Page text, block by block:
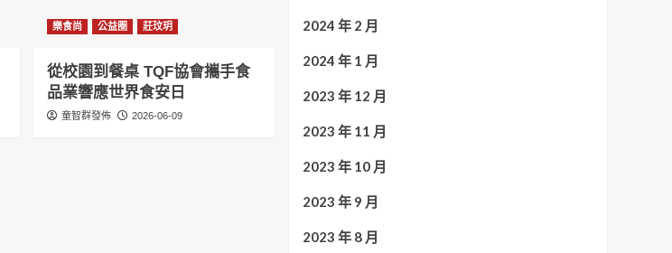
樂食尚 公益圈 莊玟玥
從校園到餐桌 TQF協會攜手食
品業響應世界食安日
童智群發佈 2026-06-09
2024 年 2 月
2024 年 1 月
2023 年 12 月
2023 年 11 月
2023 年 10 月
2023 年 9 月
2023 年 8 月